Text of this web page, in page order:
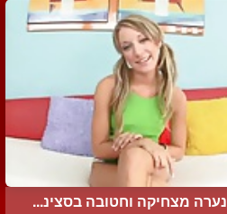
נערה מצחיקה וחטובה בסצינ...